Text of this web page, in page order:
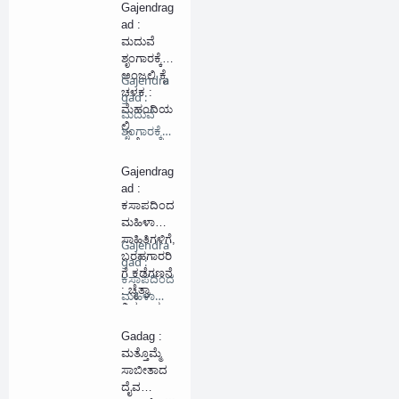
ಡುತ್ತಿರುವ
ಛಲಗಾತಿ
Gajendrag
ad :
ಮದುವೆ
ಶೃಂಗಾರಕ್ಕೆ
ಅಂಜಲಿ ಕೈ
ಚಳಕ :
ಮೆಹಂದಿಯ
ಲ್ಲಿ
ಮತ್ತೊಂದು
Gajendra
gad :
ಮದುವೆ
ಶೃಂಗಾರಕ್ಕೆ
Gajendrag
ad :
ಕಸಾಪದಿಂದ
ಮಹಿಳಾ
ಸಾಹಿತಿಗಳಿಗೆ,
ಬರಹಗಾರರಿ
ಗೆ ಕಡೆಗಣನೆ
: ಚೈತ್ರಾ
ವಿಶ್ವಬ್ರಾಹ್ಮಣ
Gajendra
gad :
ಕಸಾಪದಿಂದ
ಮಹಿಳಾ
Gadag :
ಮತ್ತೊಮ್ಮೆ‌
ಸಾಬೀತಾದ
ದೈವ